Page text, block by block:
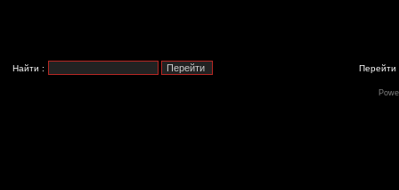
Найти : Перейти